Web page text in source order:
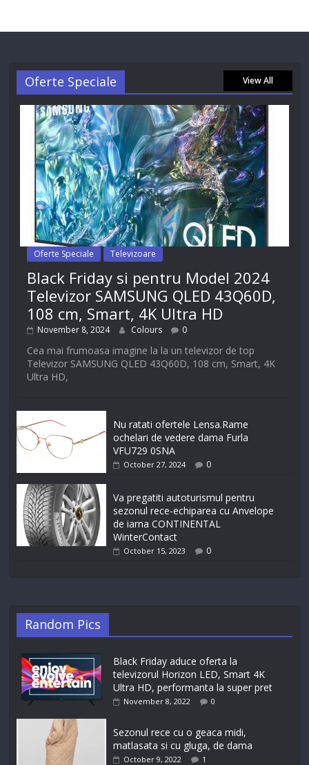
Oferte Speciale View All
Oferte Speciale Televizoare
Black Friday si pentru Model 2024
Televizor SAMSUNG QLED 43Q60D,
108 cm, Smart, 4K Ultra HD
November 8, 2024 Colours 0
Cea mai frumoasa imagine la la un televizor de top
Televizor SAMSUNG QLED 43Q60D, 108 cm, Smart, 4K
Ultra HD,
Nu ratati ofertele Lensa.Rame
ochelari de vedere dama Furla
VFU729 0SNA
October 27, 2024 0
Va pregatiti autoturismul pentru
sezonul rece-echiparea cu Anvelope
de iarna CONTINENTAL
WinterContact
October 15, 2023 0
Random Pics
Black Friday aduce oferta la
televizorul Horizon LED, Smart 4K
Ultra HD, performanta la super pret
November 8, 2022 0
Sezonul rece cu o geaca midi,
matlasata si cu gluga, de dama
October 9, 2022 1